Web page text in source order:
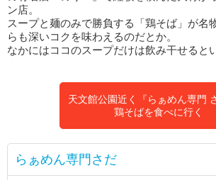
ン店。
スープと麺のみで勝負する「鶏そば」が名
らも深いコクを味わえるのだとか。
なかにはココのスープだけは飲み干せると
天文館公園近く『らぁめん専門
鶏そばを食べに行く
らぁめん専門さだ